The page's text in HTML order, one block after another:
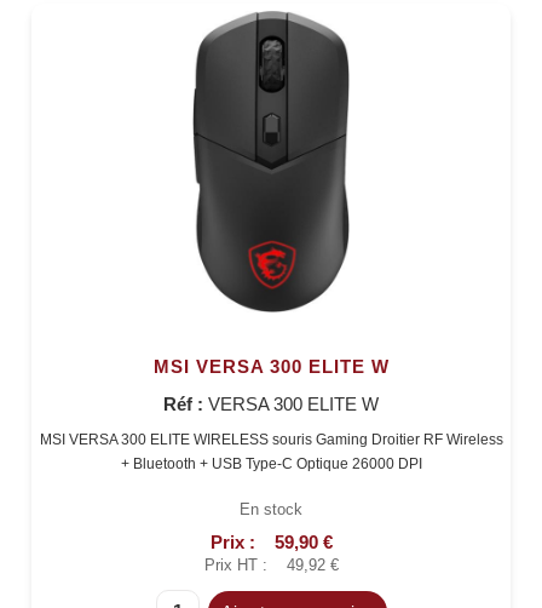
MSI VERSA 300 ELITE W
Réf : VERSA 300 ELITE W
MSI VERSA 300 ELITE WIRELESS souris Gaming Droitier RF Wireless
+ Bluetooth + USB Type-C Optique 26000 DPI
En stock
Prix : 59,90 €
Prix HT : 49,92 €